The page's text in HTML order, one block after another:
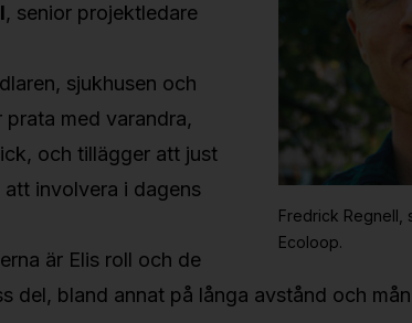
Fredrick Regnell,
Ecoloop.
, senior projektledare
sjukhusen och
med varandra,
och tillägger att just
involvera i dagens
är Elis roll och de
del, bland annat på långa avstånd och